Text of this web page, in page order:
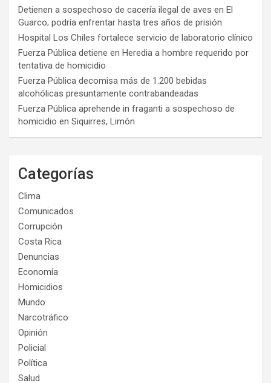
Detienen a sospechoso de cacería ilegal de aves en El
Guarco; podría enfrentar hasta tres años de prisión
Hospital Los Chiles fortalece servicio de laboratorio clínico
Fuerza Pública detiene en Heredia a hombre requerido por
tentativa de homicidio
Fuerza Pública decomisa más de 1.200 bebidas
alcohólicas presuntamente contrabandeadas
Fuerza Pública aprehende in fraganti a sospechoso de
homicidio en Siquirres, Limón
Categorías
Clima
Comunicados
Corrupción
Costa Rica
Denuncias
Economía
Homicidios
Mundo
Narcotráfico
Opinión
Policial
Política
Salud